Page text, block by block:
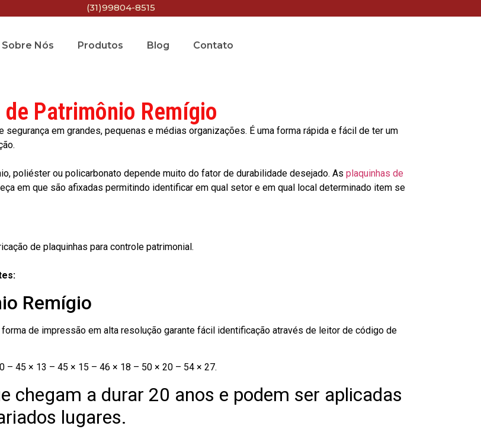
(31)99804-8515
Sobre Nós Produtos Blog Contato
de Patrimônio Remígio
em grandes, pequenas e médias organizações. É uma forma rápida e fácil de ter um
poliéster ou policarbonato depende muito do fator de durabilidade desejado. As plaquinhas de
em que são afixadas permitindo identificar em qual setor e em qual local determinado item se
de plaquinhas para controle patrimonial.
Remígio
de impressão em alta resolução garante fácil identificação através de leitor de código de
45 × 13 – 45 × 15 – 46 × 18 – 50 × 20 – 54 × 27.
chegam a durar 20 anos e podem ser aplicadas
lugares.